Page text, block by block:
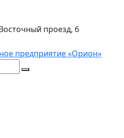
проезд, 6